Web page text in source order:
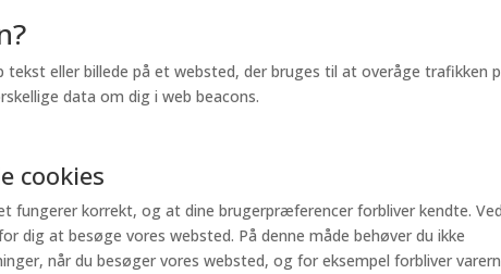
tekst eller billede på et websted, der bruges til at overåge trafikken
data om dig i web beacons.
cookies
fungerer korrekt, og at dine brugerpræferencer forbliver kendte.
dig at besøge vores websted. På denne måde behøver du ikke
når du besøger vores websted, og for eksempel forbliver